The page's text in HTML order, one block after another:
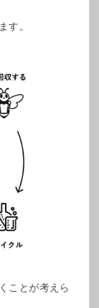
す。
ことが考えら